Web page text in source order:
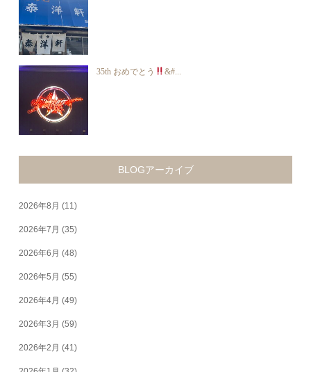
35th おめでとう &#...
BLOGアーカイブ
2026年8月 (11)
2026年7月 (35)
2026年6月 (48)
2026年5月 (55)
2026年4月 (49)
2026年3月 (59)
2026年2月 (41)